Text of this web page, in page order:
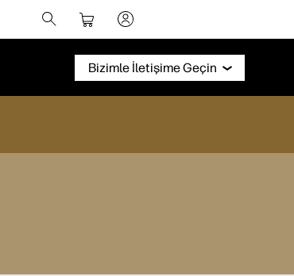
Bizimle İletişime Geçin